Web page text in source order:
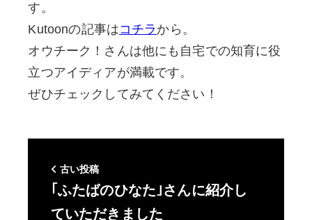
す。
Kutoonの記事はコチラ から。
オウチーク！さんは他にも自宅での知育に役
立つアイディアが満載です。
ぜひチェックしてみてください！
古い投稿
｢ふたばのひなた｣さんに紹介し
ていただきました